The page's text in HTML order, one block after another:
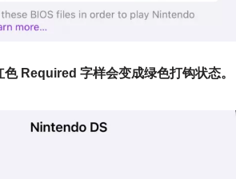
Required 字样会变成绿色打钩状态。